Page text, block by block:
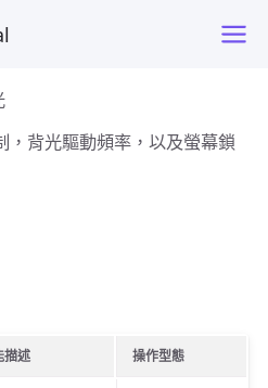
，背光驅動頻率，以及螢幕鎖
描述 操作型態